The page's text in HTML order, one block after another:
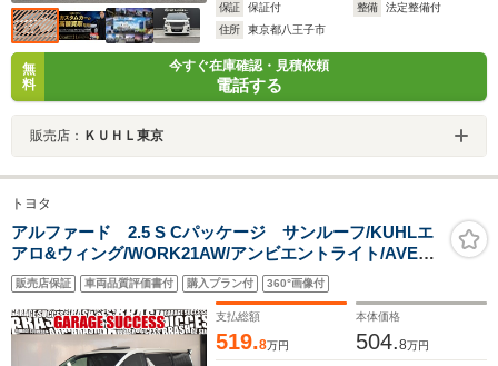
保証
保証付 整備
法定整備付
住所
東京都八王子市
無
料
今すぐ在庫確認・見積依頼
電話する
販売店： ＫＵＨＬ東京
トヨタ
アルファード 2.5 S Cパッケージ サンルーフ/KUHLエ
アロ&ウィング/WORK21AW/アンビエントライト/AVEST
ドアミラー/AXIS車高調/100V電源/前後ドラレコ/Bカメラ/
パワーBドア/シートヒーター/クルコン/ETC
販売店保証 車両品質評価書付 購入プラン付 360°画像付
支払総額
519.8万円
本体価格
504.8万円